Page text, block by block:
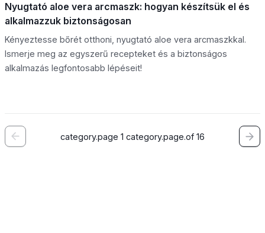
Nyugtató aloe vera arcmaszk: hogyan készítsük el és
alkalmazzuk biztonságosan
Kényeztesse bőrét otthoni, nyugtató aloe vera arcmaszkkal.
Ismerje meg az egyszerű recepteket és a biztonságos
alkalmazás legfontosabb lépéseit!
category.page 1 category.page.of 16